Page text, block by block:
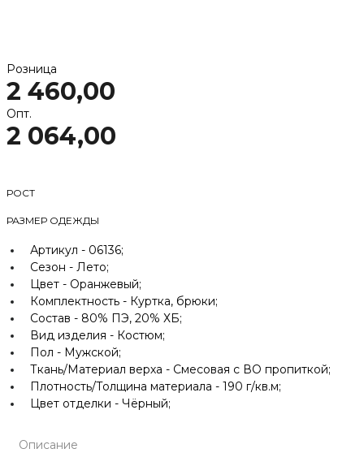
Розница
2 460,00
Опт.
2 064,00
РОСТ
РАЗМЕР ОДЕЖДЫ
Артикул - 06136;
Сезон - Лето;
Цвет - Оранжевый;
Комплектность - Куртка, брюки;
Состав - 80% ПЭ, 20% ХБ;
Вид изделия - Костюм;
Пол - Мужской;
Ткань/Материал верха - Смесовая с ВО пропиткой;
Плотность/Толщина материала - 190 г/кв.м;
Цвет отделки - Чёрный;
Описание